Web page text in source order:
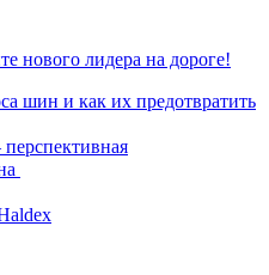
нового лидера на дороге!
шин и как их предотвратить